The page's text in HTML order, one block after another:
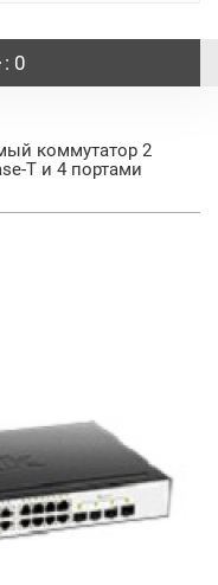
: 0
коммутатор 2
T и 4 портами